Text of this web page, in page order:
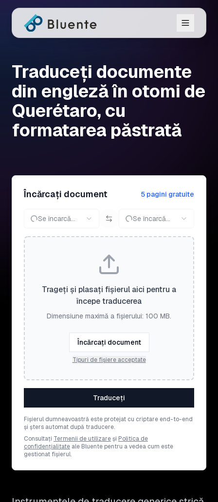
Traduceți documente
din engleză în otomi de
Querétaro, cu
formatarea păstrată
Încărcați document 5 pagini gratuite
Se încarcă... Se încarcă...
Trageți și plasați fișierul aici pentru a
începe traducerea
Dimensiune maximă a fișierului: 100 MB.
Încărcați document
Tipuri de fișiere acceptate
Traduceți
Fișierul dumneavoastră este protejat cu criptare end-to-end
și șters automat după traducere.
Consultați Termenii de utilizareși Politica de
confidențialitate ale Bluente pentru a vedea cum este
gestionat fișierul.